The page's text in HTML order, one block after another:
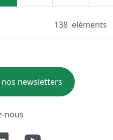
138 eléments
newsletters
nous